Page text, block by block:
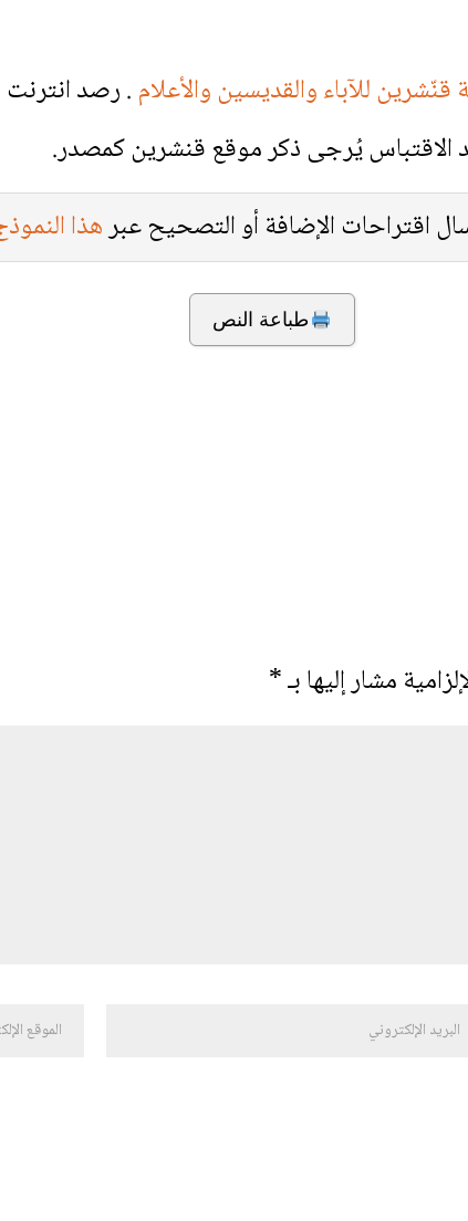
للآباء والقديسين والأعلام. رصد انترنت
الاقتباس يُرجى ذكر موقع قنشرين كمصدر.
اقتراحات الإضافة أو التصحيح عبرهذا
طباعة النص
مشار إليها بـ*